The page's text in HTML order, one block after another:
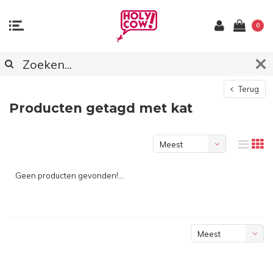
0
Terug
Producten getagd met kat
Meest
Geen producten gevonden!...
Meest